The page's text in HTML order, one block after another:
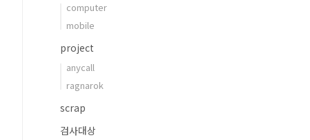
computer
mobile
project
anycall
ragnarok
scrap
검사대상